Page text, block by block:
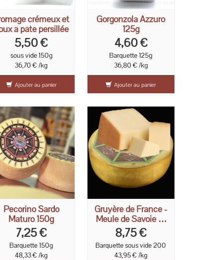
crémeux et
à pâte persillée
5,50 €
sous vide 150g
36,70 € /kg
Ajouter au panier
Gorgonzola Azzuro
125g
4,60 €
Barquette 125g
36,80 € /kg
Ajouter au panier
Pecorino Sardo
Maturo 150g
7,25 €
Barquette 150g
48,33 € /kg
Gruyère de France -
Meule de Savoie 12
mois d'affinage
200g
8,75 €
Barquette sous vide 200
43,95 € /kg